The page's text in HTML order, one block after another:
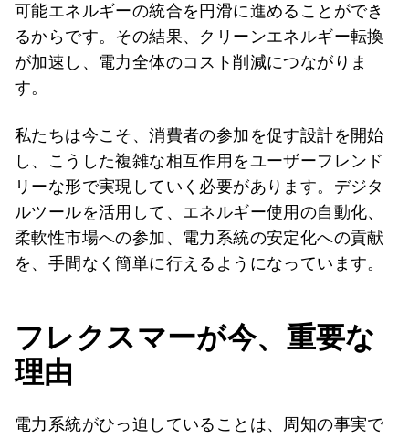
可能エネルギーの統合を円滑に進めることができ
るからです。その結果、クリーンエネルギー転換
が加速し、電力全体のコスト削減につながりま
す。
私たちは今こそ、消費者の参加を促す設計を開始
し、こうした複雑な相互作用をユーザーフレンド
リーな形で実現していく必要があります。デジタ
ルツールを活用して、エネルギー使用の自動化、
柔軟性市場への参加、電力系統の安定化への貢献
を、手間なく簡単に行えるようになっています。
フレクスマーが今、重要な
理由
電力系統がひっ迫していることは、周知の事実で